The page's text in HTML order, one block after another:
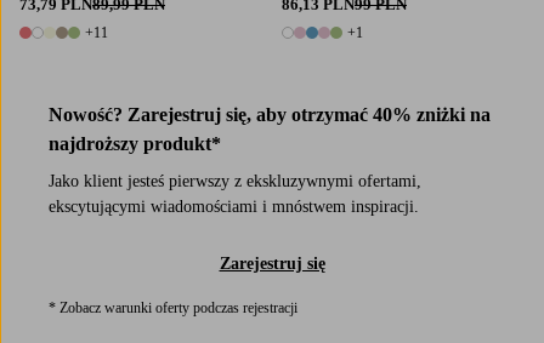
73,79 PLN89,99 PLN
16 kolory
+11
86,13 PLN99 PLN
6 kolory
+1
Nowość? Zarejestruj się, aby otrzymać 40% zniżki na
najdroższy produkt*
Jako klient jesteś pierwszy z ekskluzywnymi ofertami,
ekscytującymi wiadomościami i mnóstwem inspiracji.
Zarejestruj się
* Zobacz warunki oferty podczas rejestracji